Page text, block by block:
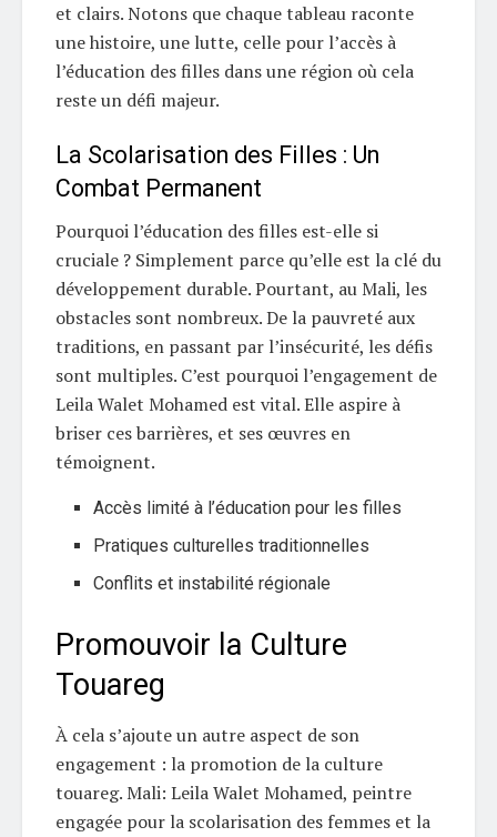
et clairs. Notons que chaque tableau raconte
une histoire, une lutte, celle pour l’accès à
l’éducation des filles dans une région où cela
reste un défi majeur.
La Scolarisation des Filles : Un
Combat Permanent
Pourquoi l’éducation des filles est-elle si
cruciale ? Simplement parce qu’elle est la clé du
développement durable. Pourtant, au Mali, les
obstacles sont nombreux. De la pauvreté aux
traditions, en passant par l’insécurité, les défis
sont multiples. C’est pourquoi l’engagement de
Leila Walet Mohamed est vital. Elle aspire à
briser ces barrières, et ses œuvres en
témoignent.
Accès limité à l’éducation pour les filles
Pratiques culturelles traditionnelles
Conflits et instabilité régionale
Promouvoir la Culture
Touareg
À cela s’ajoute un autre aspect de son
engagement : la promotion de la culture
touareg. Mali: Leila Walet Mohamed, peintre
engagée pour la scolarisation des femmes et la